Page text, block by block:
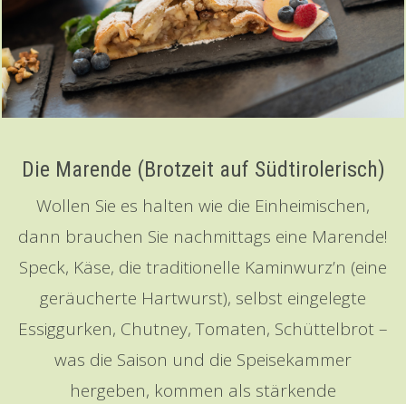
Die Marende (Brotzeit auf Südtirolerisch)
Wollen Sie es halten wie die Einheimischen,
dann brauchen Sie nachmittags eine Marende!
Speck, Käse, die traditionelle Kaminwurz’n (eine
geräucherte Hartwurst), selbst eingelegte
Essiggurken, Chutney, Tomaten, Schüttelbrot –
was die Saison und die Speisekammer
hergeben, kommen als stärkende